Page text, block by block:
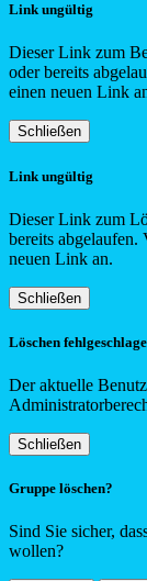
Link ungültig
Dieser Link zum
oder bereits
einen neuen Link
Schließen
Link ungültig
Dieser Link zum
bereits abgelaufen.
neuen Link an.
Schließen
Löschen
Der aktuelle
Schließen
Gruppe löschen?
Sind Sie sicher,
wollen?